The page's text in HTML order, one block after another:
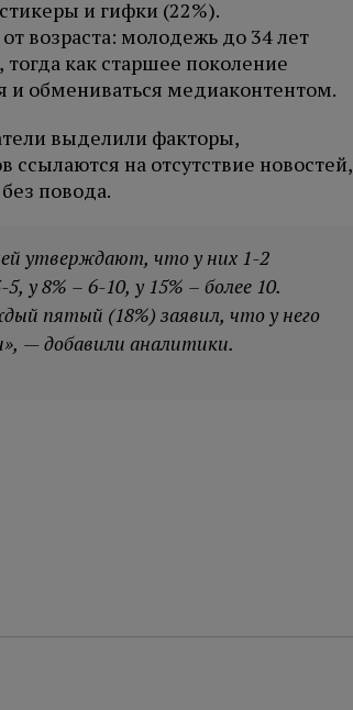
и гифки (22%).
возраста: молодежь до 34 лет
как старшее поколение
и обмениваться медиаконтентом.
выделили факторы,
на отсутствие новостей,
повода.
утверждают, что у них 1-2
у 8% – 6-10, у 15% – более 10.
пятый (18%) заявил, что у него
— добавили аналитики.